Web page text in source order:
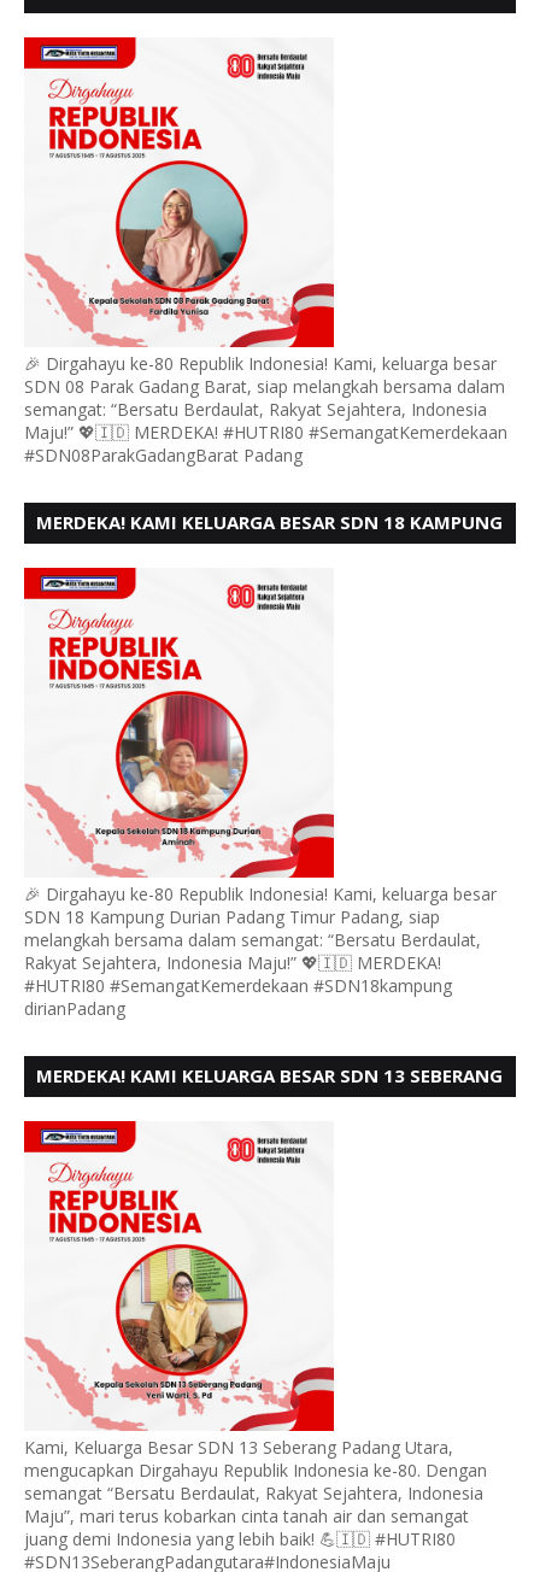
- 80,
🎉 Dirgahayu ke-80 Republik Indonesia! Kami, keluarga besar
SDN 08 Parak Gadang Barat, siap melangkah bersama dalam
semangat: “Bersatu Berdaulat, Rakyat Sejahtera, Indonesia
Maju!” 💖🇮🇩 MERDEKA! #HUTRI80 #SemangatKemerdekaan
#SDN08ParakGadangBarat Padang
MERDEKA! KAMI KELUARGA BESAR SDN 18 KAMPUNG
🎉 Dirgahayu ke-80 Republik Indonesia! Kami, keluarga besar
SDN 18 Kampung Durian Padang Timur Padang, siap
melangkah bersama dalam semangat: “Bersatu Berdaulat,
Rakyat Sejahtera, Indonesia Maju!” 💖🇮🇩 MERDEKA!
#HUTRI80 #SemangatKemerdekaan #SDN18kampung
dirianPadang
MERDEKA! KAMI KELUARGA BESAR SDN 13 SEBERANG
Kami, Keluarga Besar SDN 13 Seberang Padang Utara,
mengucapkan Dirgahayu Republik Indonesia ke-80. Dengan
semangat “Bersatu Berdaulat, Rakyat Sejahtera, Indonesia
Maju”, mari terus kobarkan cinta tanah air dan semangat
juang demi Indonesia yang lebih baik! 💪🇮🇩 #HUTRI80
#SDN13SeberangPadangutara#IndonesiaMaju